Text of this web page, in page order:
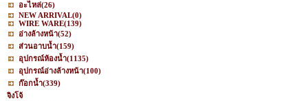
อะไหล่(26)
NEW ARRIVAL(0)
WIRE WARE(139)
อ่างล้างหน้า(52)
ส่วนอาบน้ำ(159)
อุปกรณ์ห้องน้ำ(1135)
อุปกรณ์อ่างล้างหน้า(100)
ก๊อกน้ำ(339)
จิงโจ้